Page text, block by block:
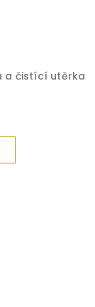
a čistící utěrka